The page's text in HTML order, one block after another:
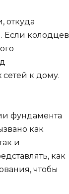
откуда
Если колодцев
к дому.
фундамента
как
и
как
чтобы